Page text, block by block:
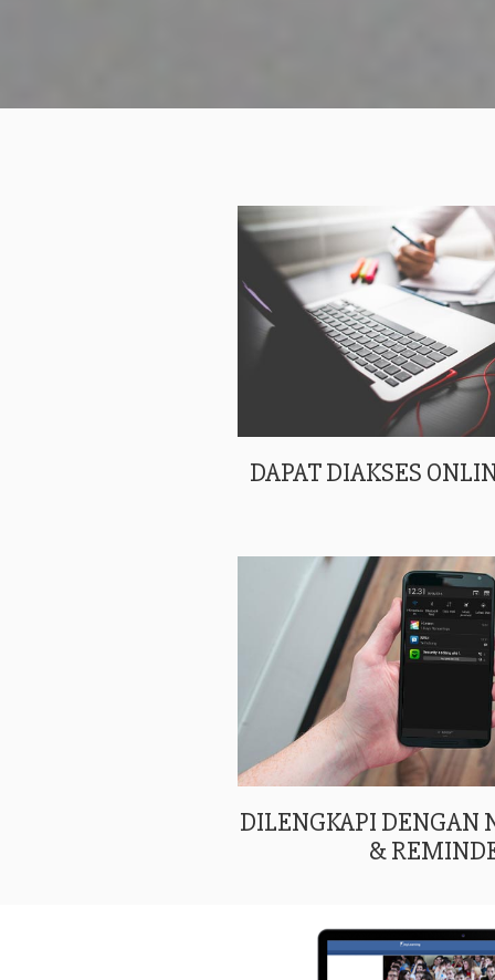
DAPAT DIAKSES
DILENGKAPI DENGAN
&